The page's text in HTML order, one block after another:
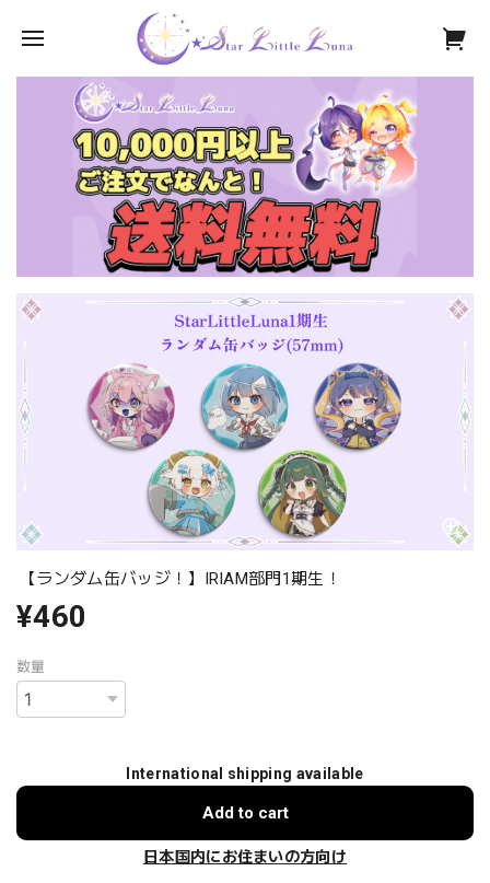
【ランダム缶バッジ！】IRIAM部門1期生！
¥460
数量
International shipping available
Add to cart
日本国内にお住まいの方向け